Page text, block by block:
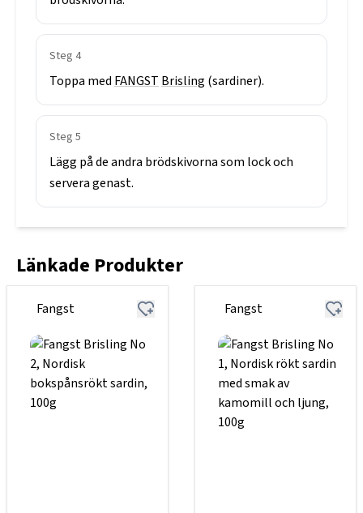
Steg 4
Toppa med FANGST Brisling (sardiner).
Steg 5
Lägg pådeandra brödskivornasom lockoch
serveragenast.
Länkade Produkter
Fangst Fangst